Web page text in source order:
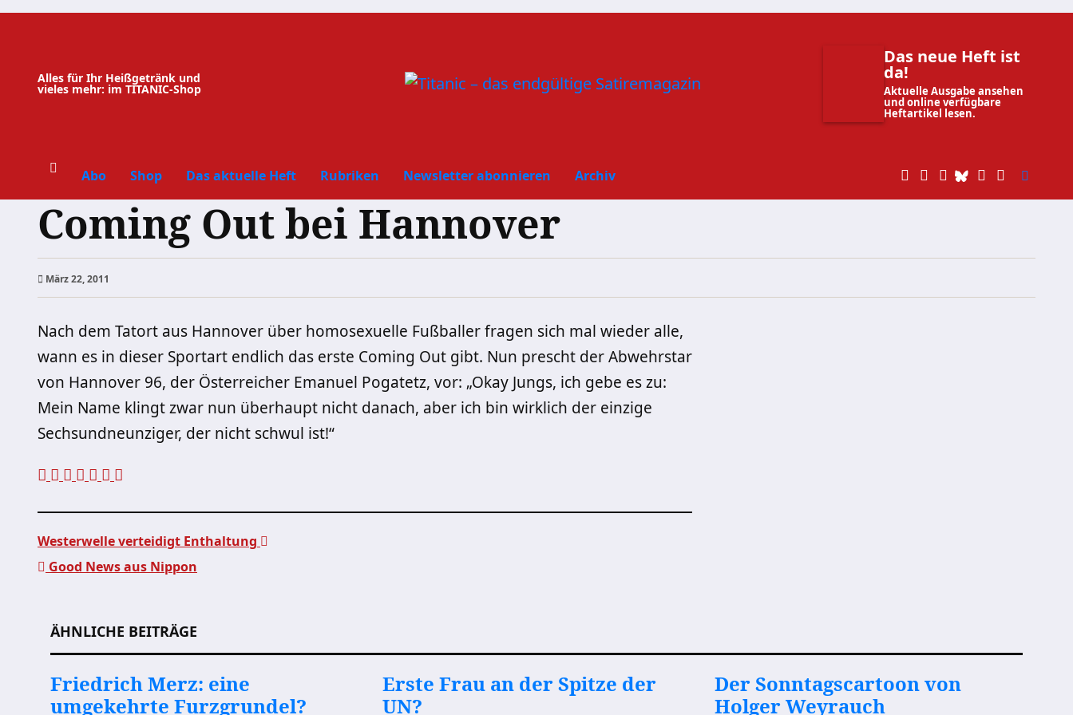
Zum
Alles für Ihr Heißgetränk und
vieles mehr: im TITANIC-Shop
Das neue Heft ist
da!
Aktuelle Ausgabe ansehen
und online verfügbare
Heftartikel lesen.
Abo Shop Das aktuelle Heft Rubriken Newsletter abonnieren Archiv
Coming Out bei Hannover
März 22, 2011
Nach dem Tatort aus Hannover über homosexuelle Fußballer fragen sich mal wieder alle,
wann es in dieser Sportart endlich das erste Coming Out gibt. Nun prescht der Abwehrstar
von Hannover 96, der Österreicher Emanuel Pogatetz, vor: „Okay Jungs, ich gebe es zu:
Mein Name klingt zwar nun überhaupt nicht danach, aber ich bin wirklich der einzige
Sechsundneunziger, der nicht schwul ist!“
Westerwelle verteidigt Enthaltung
Good News aus Nippon
ÄHNLICHE BEITRÄGE
Friedrich Merz: eine
umgekehrte Furzgrundel?
Erste Frau an der Spitze der
UN?
Der Sonntagscartoon von
Holger Weyrauch